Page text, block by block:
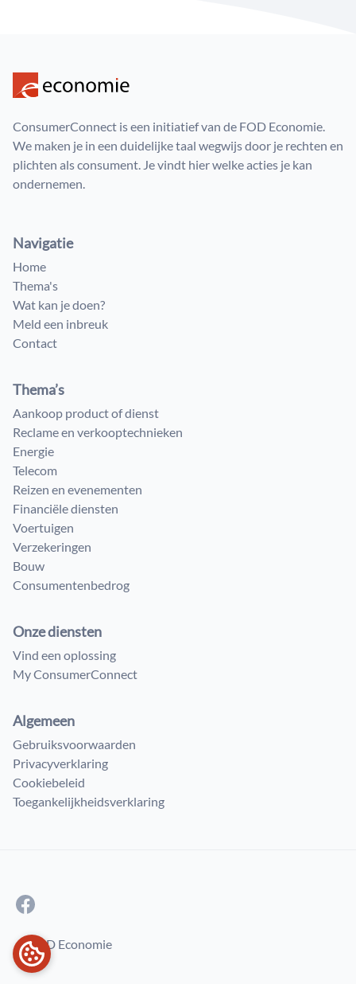
ConsumerConnect is een initiatief van de FOD Economie.
We maken je in een duidelijke taal wegwijs door je rechten en
plichten als consument. Je vindt hier welke acties je kan
ondernemen.
Navigatie
Home
Thema's
Wat kan je doen?
Meld een inbreuk
Contact
Thema’s
Aankoop product of dienst
Reclame en verkooptechnieken
Energie
Telecom
Reizen en evenementen
Financiële diensten
Voertuigen
Verzekeringen
Bouw
Consumenten​bedrog
Onze diensten
Vind een oplossing
My ConsumerConnect
Algemeen
Gebruiksvoorwaarden
Privacyverklaring
Cookiebeleid
Toegankelijkheidsverklaring
© FOD Economie
COOKIEVOORKEUREN